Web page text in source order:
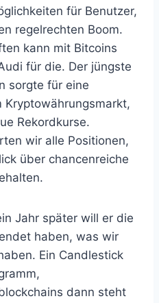
für Benutzer,
regelrechten Boom.
kann mit Bitcoins
für die. Der jüngste
sorgte für eine
Kryptowährungsmarkt,
Rekordkurse.
wir alle Positionen,
über chancenreiche
Jahr später will er die
haben, was wir
Ein Candlestick
dann steht